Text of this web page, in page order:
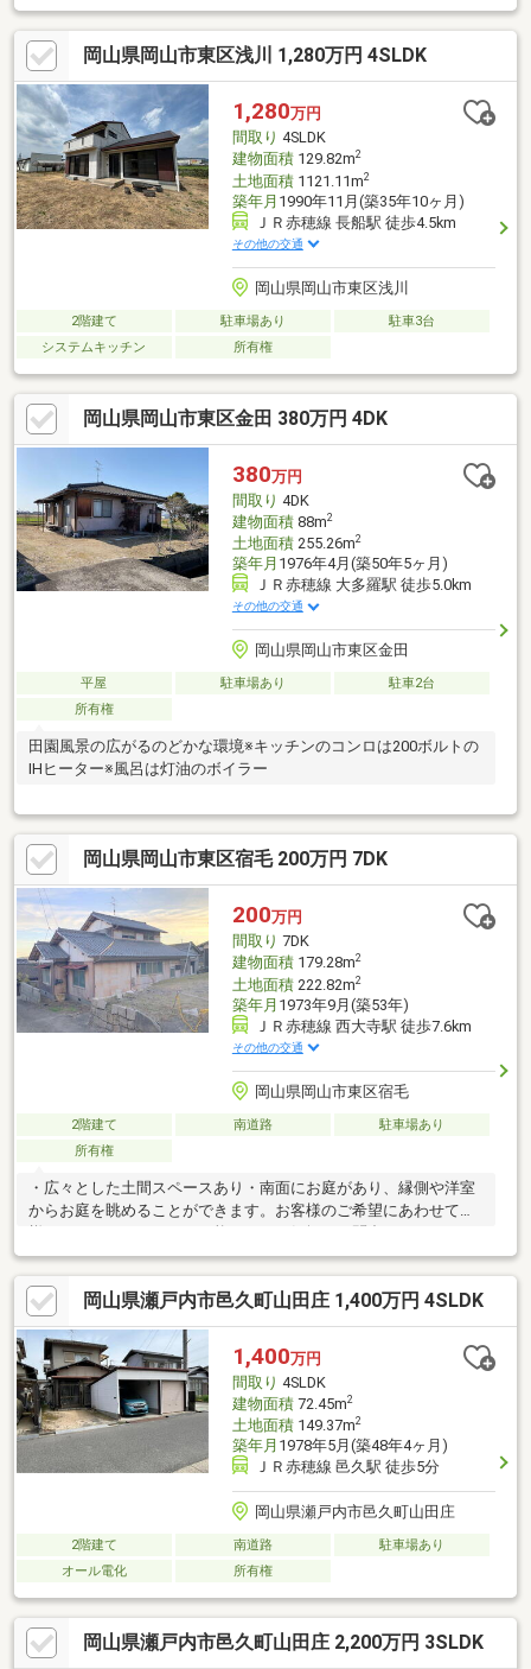
*☆* *当社は不動産の購入からリノベーションまでワンストップ
でサポートいたします。高い技術力とデザイン力で失敗しないリ
フォームを実現。中古物件をリノベ・リフォームで蘇らせます。
物件購入費用とリノベ工事費用を一緒にローンで組む提案も可能
です。3Dモデリングでリフォームの完成予想図を立体的に表現。
お気軽にご相談ください。* *☆* *☆* *☆* *☆* *
岡山県岡山市東区浅川 1,280万円 4SLDK
1,280万円
間取り 4SLDK
建物面積129.82m2
土地面積1121.11m2
築年月 1990年11月(築35年10ヶ月)
ＪＲ赤穂線 長船駅 徒歩4.5km
その他の交通
岡山県岡山市東区浅川
2階建て 駐車場あり
駐車3台
システムキッチン
所有権
岡山県岡山市東区金田 380万円 4DK
380万円
間取り 4DK
建物面積88m2
土地面積255.26m2
築年月 1976年4月(築50年5ヶ月)
ＪＲ赤穂線 大多羅駅 徒歩5.0km
その他の交通
岡山県岡山市東区金田
平屋 駐車場あり
駐車2台
所有権
田園風景の広がるのどかな環境※キッチンのコンロは200ボルトの
IHヒーター※風呂は灯油のボイラー
岡山県岡山市東区宿毛 200万円 7DK
200万円
間取り 7DK
建物面積179.28m2
土地面積222.82m2
築年月 1973年9月(築53年)
ＪＲ赤穂線 西大寺駅 徒歩7.6km
その他の交通
岡山県岡山市東区宿毛
2階建て 南道路
駐車場あり
所有権
・広々とした土間スペースあり・南面にお庭があり、縁側や洋室
からお庭を眺めることができます。お客様のご希望にあわせて
☆・☆・☆・☆・☆・☆・☆・☆当社は不動産の購入からリノ
ベーションまでワンストップでサポートいたします。お問い合わ
せは【086-250-9005】または資料請求・来場予約ボタンから。予
約カレンダー上で予約が出来ない日程に関しましても、お問い合
わせいただけますとご対応可能な事がございますので一度お問い
合わせください。☆・☆・☆・☆・☆・☆・☆・☆
岡山県瀬戸内市邑久町山田庄 1,400万円 4SLDK
1,400万円
間取り 4SLDK
建物面積72.45m2
土地面積149.37m2
築年月 1978年5月(築48年4ヶ月)
ＪＲ赤穂線 邑久駅 徒歩5分
岡山県瀬戸内市邑久町山田庄
2階建て 南道路
駐車場あり
オール電化
所有権
岡山県瀬戸内市邑久町山田庄 2,200万円 3SLDK